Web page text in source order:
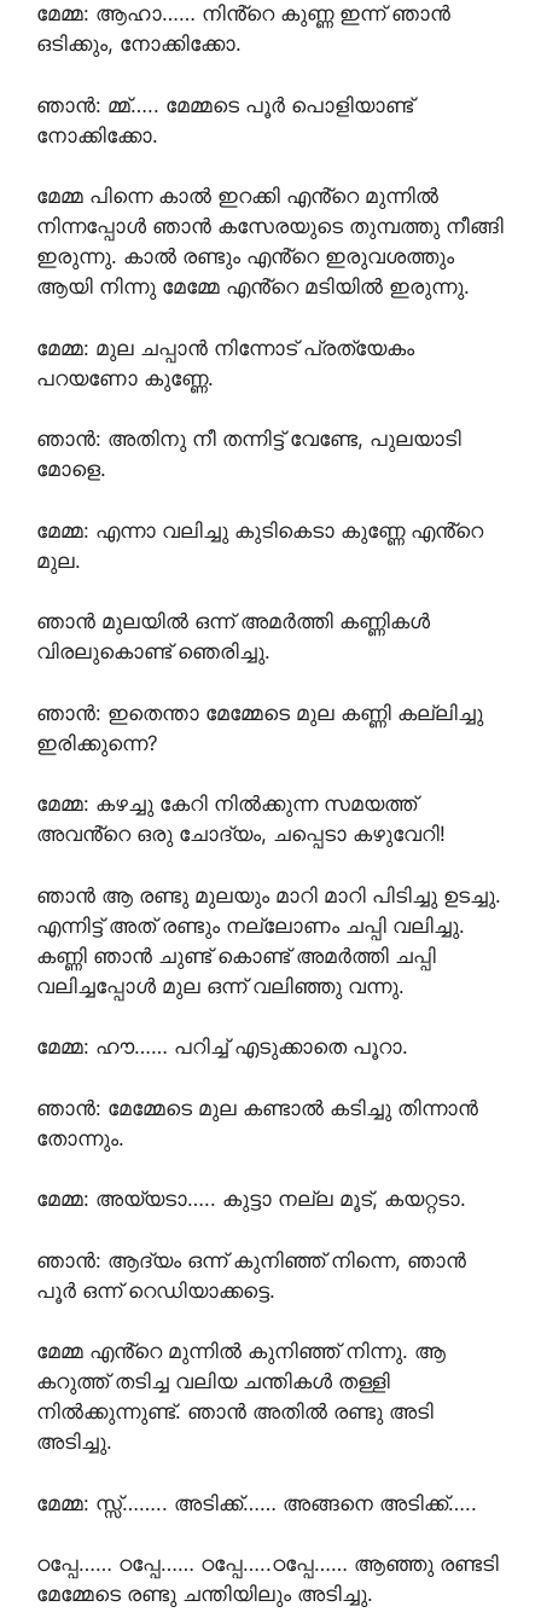
മേമ്മ: ആഹാ…… നിൻ്റെ കുണ്ണ ഇന്ന് ഞാൻ
ഒടിക്കും, നോക്കിക്കോ.
ഞാൻ: മ്മ്….. മേമ്മടെ പൂർ പൊളിയാണ്ട്
നോക്കിക്കോ.
മേമ്മ പിന്നെ കാൽ ഇറക്കി എൻ്റെ മുന്നിൽ
നിന്നപ്പോൾ ഞാൻ കസേരയുടെ തുമ്പത്തു നീങ്ങി
ഇരുന്നു. കാൽ രണ്ടും എൻ്റെ ഇരുവശത്തും
ആയി നിന്നു മേമ്മേ എൻ്റെ മടിയിൽ ഇരുന്നു.
മേമ്മ: മുല ചപ്പാൻ നിന്നോട് പ്രത്യേകം
പറയണോ കുണ്ണേ.
ഞാൻ: അതിനു നീ തന്നിട്ട് വേണ്ടേ, പുലയാടി
മോളെ.
മേമ്മ: എന്നാ വലിച്ചു കുടികെടാ കുണ്ണേ എൻ്റെ
മുല.
ഞാൻ മുലയിൽ ഒന്ന് അമർത്തി കണ്ണികൾ
വിരലുകൊണ്ട് ഞെരിച്ചു.
ഞാൻ: ഇതെന്താ മേമ്മേടെ മുല കണ്ണി കല്ലിച്ചു
ഇരിക്കുന്നെ?
മേമ്മ: കഴച്ചു കേറി നിൽക്കുന്ന സമയത്ത്
അവൻ്റെ ഒരു ചോദ്യം, ചപ്പെടാ കഴുവേറി!
ഞാൻ ആ രണ്ടു മുലയും മാറി മാറി പിടിച്ചു ഉടച്ചു.
എന്നിട്ട് അത് രണ്ടും നല്ലോണം ചപ്പി വലിച്ചു.
കണ്ണി ഞാൻ ചുണ്ട് കൊണ്ട് അമർത്തി ചപ്പി
വലിച്ചപ്പോൾ മുല ഒന്ന് വലിഞ്ഞു വന്നു.
മേമ്മ: ഹൗ…… പറിച്ച് എടുക്കാതെ പൂറാ.
ഞാൻ: മേമ്മേടെ മുല കണ്ടാൽ കടിച്ചു തിന്നാൻ
തോന്നും.
മേമ്മ: അയ്യടാ….. കുട്ടാ നല്ല മൂട്, കയറ്റടാ.
ഞാൻ: ആദ്യം ഒന്ന് കുനിഞ്ഞ് നിന്നെ, ഞാൻ
പൂർ ഒന്ന് റെഡിയാക്കട്ടെ.
മേമ്മ എൻ്റെ മുന്നിൽ കുനിഞ്ഞ് നിന്നു. ആ
കറുത്ത് തടിച്ച വലിയ ചന്തികൾ തള്ളി
നിൽക്കുന്നുണ്ട്. ഞാൻ അതിൽ രണ്ടു അടി
അടിച്ചു.
മേമ്മ: സ്സ്‌…….. അടിക്ക്…… അങ്ങനെ അടിക്ക്…..
ഠപ്പേ…… ഠപ്പേ…… ഠപ്പേ…..ഠപ്പേ…… ആഞ്ഞു രണ്ടടി
മേമ്മേടെ രണ്ടു ചന്തിയിലും അടിച്ചു.